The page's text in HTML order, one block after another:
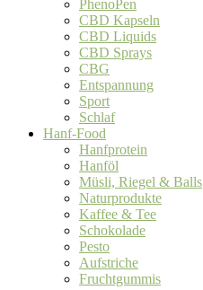
PhenoPen
CBD Kapseln
CBD Liquids
CBD Sprays
CBG
Entspannung
Sport
Schlaf
Hanf-Food
Hanfprotein
Hanföl
Müsli, Riegel & Balls
Naturprodukte
Kaffee & Tee
Schokolade
Pesto
Aufstriche
Fruchtgummis